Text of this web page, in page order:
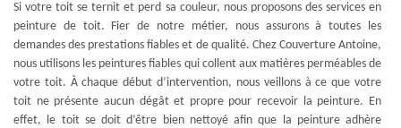
Si votre toit se ternit et perd sa couleur, nous proposons des services en
peinture de toit. Fier de notre métier, nous assurons à toutes les
demandes des prestations fiables et de qualité. Chez Couverture Antoine,
nous utilisons les peintures fiables qui collent aux matières perméables de
votre toit. À chaque début d’intervention, nous veillons à ce que votre
toit ne présente aucun dégât et propre pour recevoir la peinture. En
effet, le toit se doit d’être bien nettoyé afin que la peinture adhère